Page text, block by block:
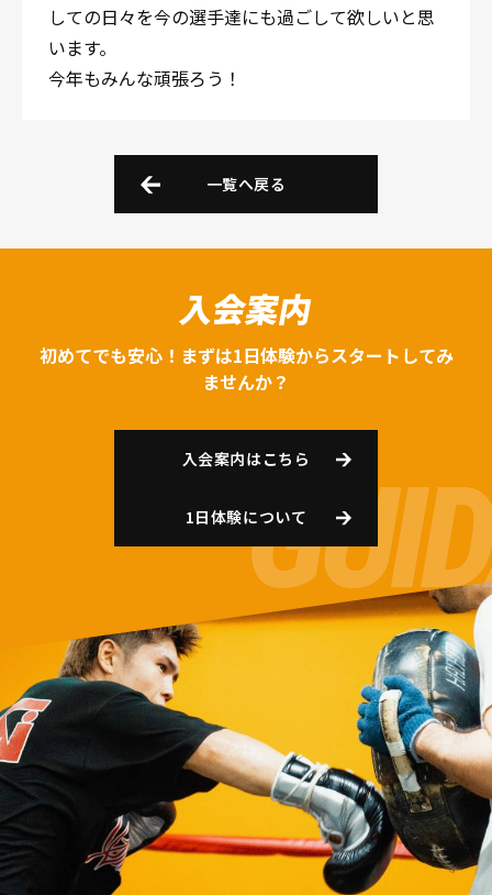
しての日々を今の選手達にも過ごして欲しいと思
います。
今年もみんな頑張ろう！
一覧へ戻る
入会案内
初めてでも安心！まずは1日体験からスタートしてみ
ませんか？
入会案内はこちら
1日体験について